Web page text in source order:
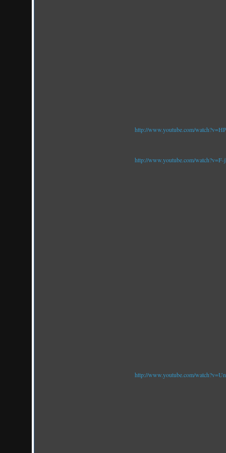
http://www.youtube.com/
http://www.youtube.com/
http://www.youtube.com/